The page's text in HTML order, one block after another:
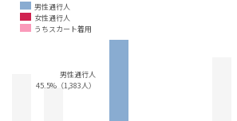
男性通行人
女性通行人
うちスカート着用
男性通行人
45.5%（1,383人）